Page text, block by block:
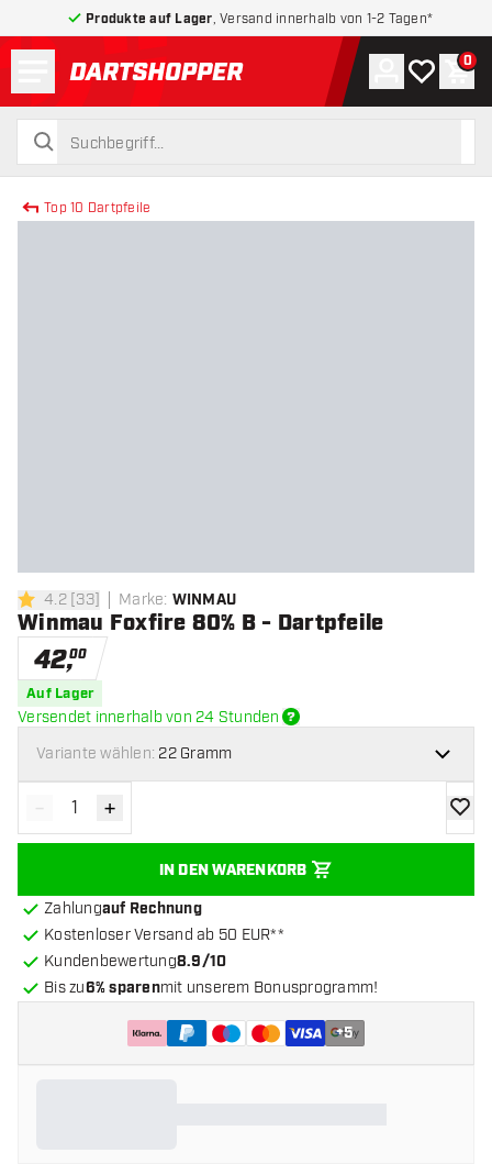
Produkte auf Lager , Versand innerhalb von 1-2 Tagen*
zurück zur Startseite
suchen
suchen
Konto
Meine 0
Top 10 Dartpfeile
4.2 Bewertungssterne
4.2[33] Marke: WINMAU
Winmau Foxfire 80% B - Dartpfeile
42,00
Auf Lager
Versendet innerhalb von 24 Stunden
Variante wählen: 22 Gramm
Menge verringern
- Menge erhöhen
+
IN DEN WARENKORB
Zur
Zahlungauf Rechnung
Kostenloser Versand ab 50 EUR**
Kundenbewertung8.9/10
Bis zu6% sparenmit unserem Bonusprogramm!
+5